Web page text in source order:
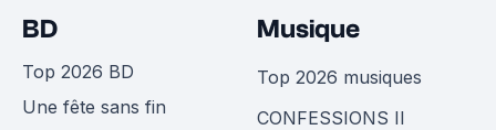
BD
Top 2026 BD
Une fête sans fin
Musique
Top 2026 musiques
CONFESSIONS II